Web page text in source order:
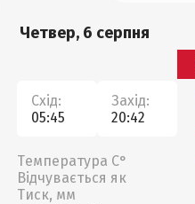
Четвер, 6 серпня
Схід:
05:45
Захід:
20:42
Температура С°
Відчувається як
Тиск, мм